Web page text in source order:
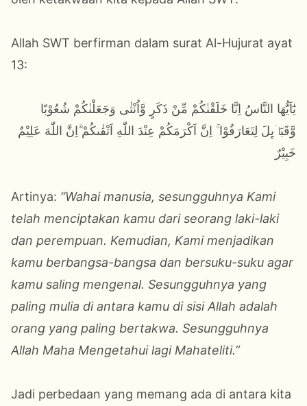
Allah SWT berfirman dalam surat Al-Hujurat ayat
13:
يٰٓاَيُّهَا النَّاسُ اِنَّا خَلَقْنٰكُمْ مِّنْ ذَكَرٍ وَّاُنْثٰى وَجَعَلْنٰكُمْ شُعُوْبًا
وَّقَبَاۤىِٕلَ لِتَعَارَفُوْا ۚ اِنَّ اَكْرَمَكُمْ عِنْدَ اللّٰهِ اَتْقٰىكُمْ ۗاِنَّ اللّٰهَ عَلِيْمٌ
خَبِيْرٌ
Artinya: “Wahai manusia, sesungguhnya Kami
telah menciptakan kamu dari seorang laki-laki
dan perempuan. Kemudian, Kami menjadikan
kamu berbangsa-bangsa dan bersuku-suku agar
kamu saling mengenal. Sesungguhnya yang
paling mulia di antara kamu di sisi Allah adalah
orang yang paling bertakwa. Sesungguhnya
Allah Maha Mengetahui lagi Mahateliti.”
Jadi perbedaan yang memang ada di antara kita